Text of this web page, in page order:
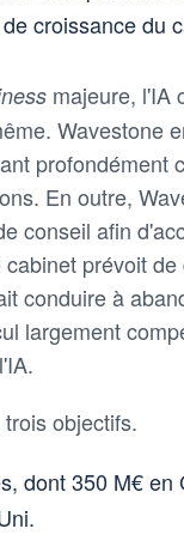
croissance du
majeure, l'IA
Wavestone
profondément
En outre,
conseil afin
prévoit
conduire à
largement
objectifs.
dont 350 M€